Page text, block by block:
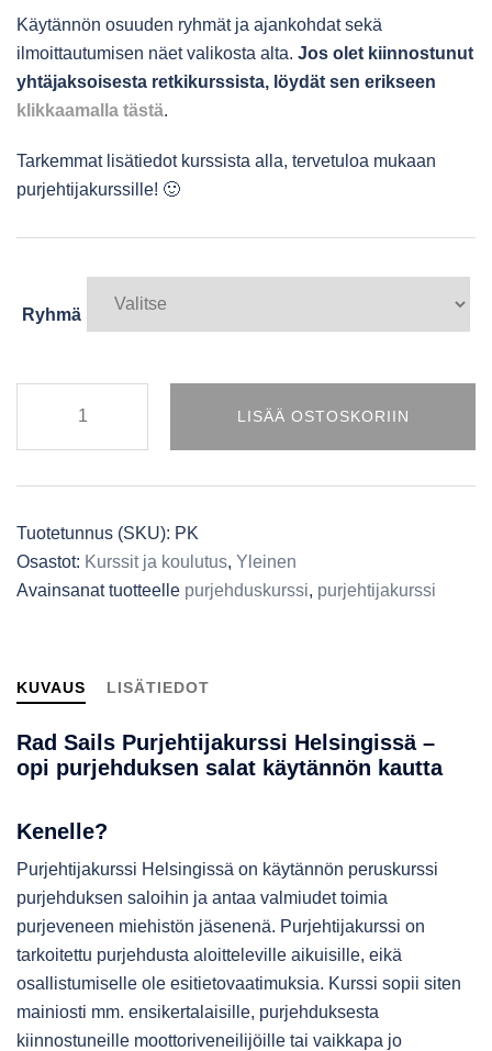
Käytännön osuuden ryhmät ja ajankohdat sekä
ilmoittautumisen näet valikosta alta. Jos olet kiinnostunut
yhtäjaksoisesta retkikurssista, löydät sen erikseen
klikkaamalla tästä.
Tarkemmat lisätiedot kurssista alla, tervetuloa mukaan
purjehtijakurssille! 🙂
Ryhmä
LISÄÄ OSTOSKORIIN
Tuotetunnus (SKU): PK
Osastot: Kurssit ja koulutus, Yleinen
Avainsanat tuotteelle purjehduskurssi, purjehtijakurssi
KUVAUS LISÄTIEDOT
Rad Sails Purjehtijakurssi Helsingissä –
opi purjehduksen salat käytännön kautta
Kenelle?
Purjehtijakurssi Helsingissä on käytännön peruskurssi
purjehduksen saloihin ja antaa valmiudet toimia
purjeveneen miehistön jäsenenä. Purjehtijakurssi on
tarkoitettu purjehdusta aloitteleville aikuisille, eikä
osallistumiselle ole esitietovaatimuksia. Kurssi sopii siten
mainiosti mm. ensikertalaisille, purjehduksesta
kiinnostuneille moottoriveneilijöille tai vaikkapa jo